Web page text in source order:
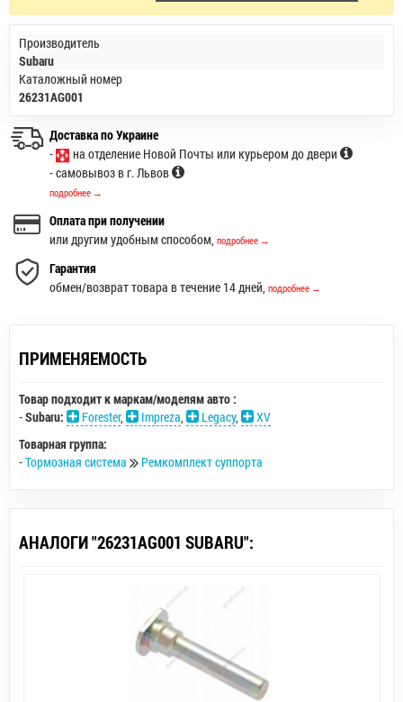
Производитель
Subaru
Каталожный номер
26231AG001
Доставка по Украине
-
на отделение Новой Почты или курьером до двери
- самовывоз в г. Львов
подробнее →
Оплата при получении
или другим удобным способом, подробнее →
Гарантия
обмен/возврат товара в течение 14 дней, подробнее →
ПРИМЕНЯЕМОСТЬ
Товар подходит к маркам/моделям авто :
-Subaru: Forester, Impreza, Legacy,
XV
Товарная группа:
-Тормозная система Ремкомплект суппорта
АНАЛОГИ "26231AG001 SUBARU":